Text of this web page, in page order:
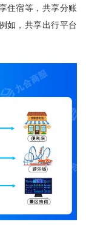
住宿等，共享分账
如，共享出行平台